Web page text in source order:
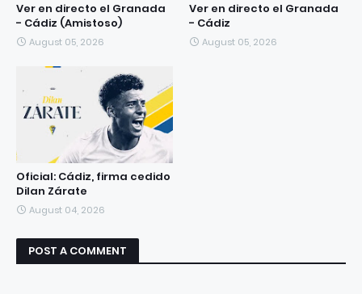
Ver en directo el Granada
- Cádiz (Amistoso)
August 05, 2026
Ver en directo el Granada
- Cádiz
August 05, 2026
Oficial: Cádiz, firma cedido
Dilan Zárate
August 04, 2026
POST A COMMENT